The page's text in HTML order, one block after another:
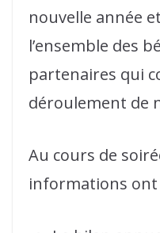
nouvelle année
l’ensemble des
partenaires qui
déroulement de
Au cours de
informations ont